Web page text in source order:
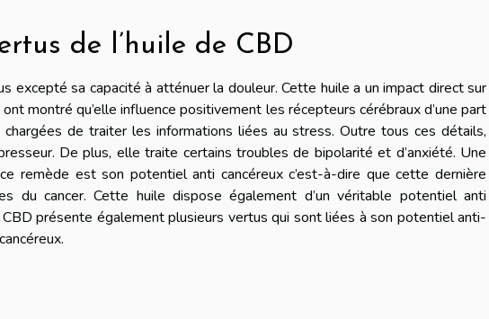
de l’huile de CBD
excepté sa capacité à atténuer la douleur. Cette huile a un impact direct sur
montré qu’elle influence positivement les récepteurs cérébraux d’une part
de traiter les informations liées au stress. Outre tous ces détails,
De plus, elle traite certains troubles de bipolarité et d’anxiété. Une
remède est son potentiel anti cancéreux c’est-à-dire que cette dernière
du cancer. Cette huile dispose également d’un véritable potentiel anti
présente également plusieurs vertus qui sont liées à son potentiel anti-